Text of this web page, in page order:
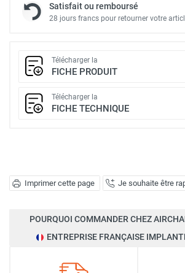
Imprimer cette page Je souhaite être
Satisfait ou remboursé
28 jours francs pour retourner votre
Télécharger la
FICHE PRODUIT
Télécharger la
FICHE TECHNIQUE
POURQUOI COMMANDER CHEZ
ENTREPRISE FRANÇAISE